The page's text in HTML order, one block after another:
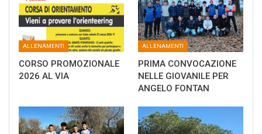
ALLENAMENTI
CORSO PROMOZIONALE
2026 AL VIA
ALLENAMENTI
PRIMA CONVOCAZIONE
NELLE GIOVANILE PER
ANGELO FONTAN